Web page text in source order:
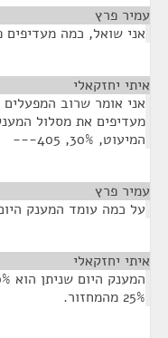
עמיר פרץ
אני שואל, כמה
איתי יחזקאלי
אני אומר שרוב המפעלים
מעדיפים את מסלול
המיעוט, 30%, 405---
עמיר פרץ
על כמה עומד המענק
איתי יחזקאלי
25% מהמחזור.